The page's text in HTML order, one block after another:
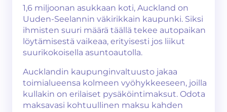
1,6 miljoonan asukkaan koti, Auckland on
Uuden-Seelannin väkirikkain kaupunki. Siksi
ihmisten suuri määrä täällä tekee autopaikan
löytämisestä vaikeaa, erityisesti jos liikut
suurikokoisella asuntoautolla.
Aucklandin kaupunginvaltuusto jakaa
toimialueensa kolmeen vyöhykkeeseen, joilla
kullakin on erilaiset pysäköintimaksut. Odota
maksavasi kohtuullinen maksu kahden